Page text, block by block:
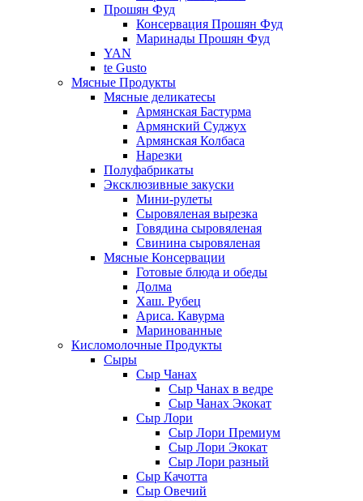
Прошян Фуд
Консервация Прошян Фуд
Маринады Прошян Фуд
YAN
te Gusto
Мясные Продукты
Мясные деликатесы
Армянская Бастурма
Армянский Суджух
Армянская Колбаса
Нарезки
Полуфабрикаты
Эксклюзивные закуски
Мини-рулеты
Сыровяленая вырезка
Говядина сыровяленая
Свинина сыровяленая
Мясные Консервации
Готовые блюда и обеды
Долма
Хаш. Рубец
Ариса. Кавурма
Маринованные
Кисломолочные Продукты
Сыры
Сыр Чанах
Сыр Чанах в ведре
Сыр Чанах Экокат
Сыр Лори
Сыр Лори Премиум
Сыр Лори Экокат
Сыр Лори разный
Сыр Качотта
Сыр Овечий